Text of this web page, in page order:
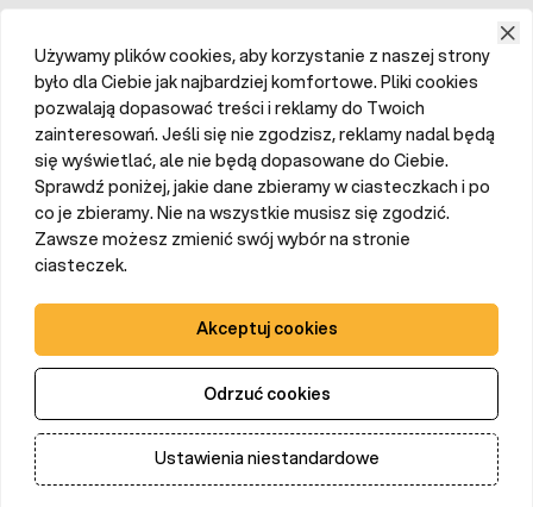
Ilość
Używamy plików cookies, aby korzystanie z naszej strony
było dla Ciebie jak najbardziej komfortowe. Pliki cookies
pozwalają dopasować treści i reklamy do Twoich
zainteresowań. Jeśli się nie zgodzisz, reklamy nadal będą
się wyświetlać, ale nie będą dopasowane do Ciebie.
Sprawdź poniżej, jakie dane zbieramy w ciasteczkach i po
co je zbieramy. Nie na wszystkie musisz się zgodzić.
Zawsze możesz zmienić swój wybór na stronie
ciasteczek.
Akceptuj cookies
Odrzuć cookies
Ustawienia niestandardowe